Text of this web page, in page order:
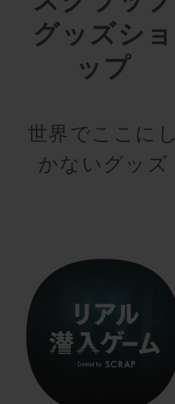
グッズショ
ップ
世界でここにし
かないグッズ